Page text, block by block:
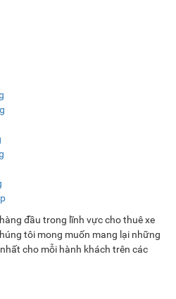
đầu trong lĩnh vực cho thuê xe
tôi mong muốn mang lại những
cho mỗi hành khách trên các